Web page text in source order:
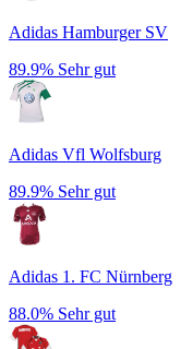
Adidas Hamburger SV
89.9% Sehr gut
Adidas Vfl Wolfsburg
89.9% Sehr gut
Adidas 1. FC Nürnberg
88.0% Sehr gut